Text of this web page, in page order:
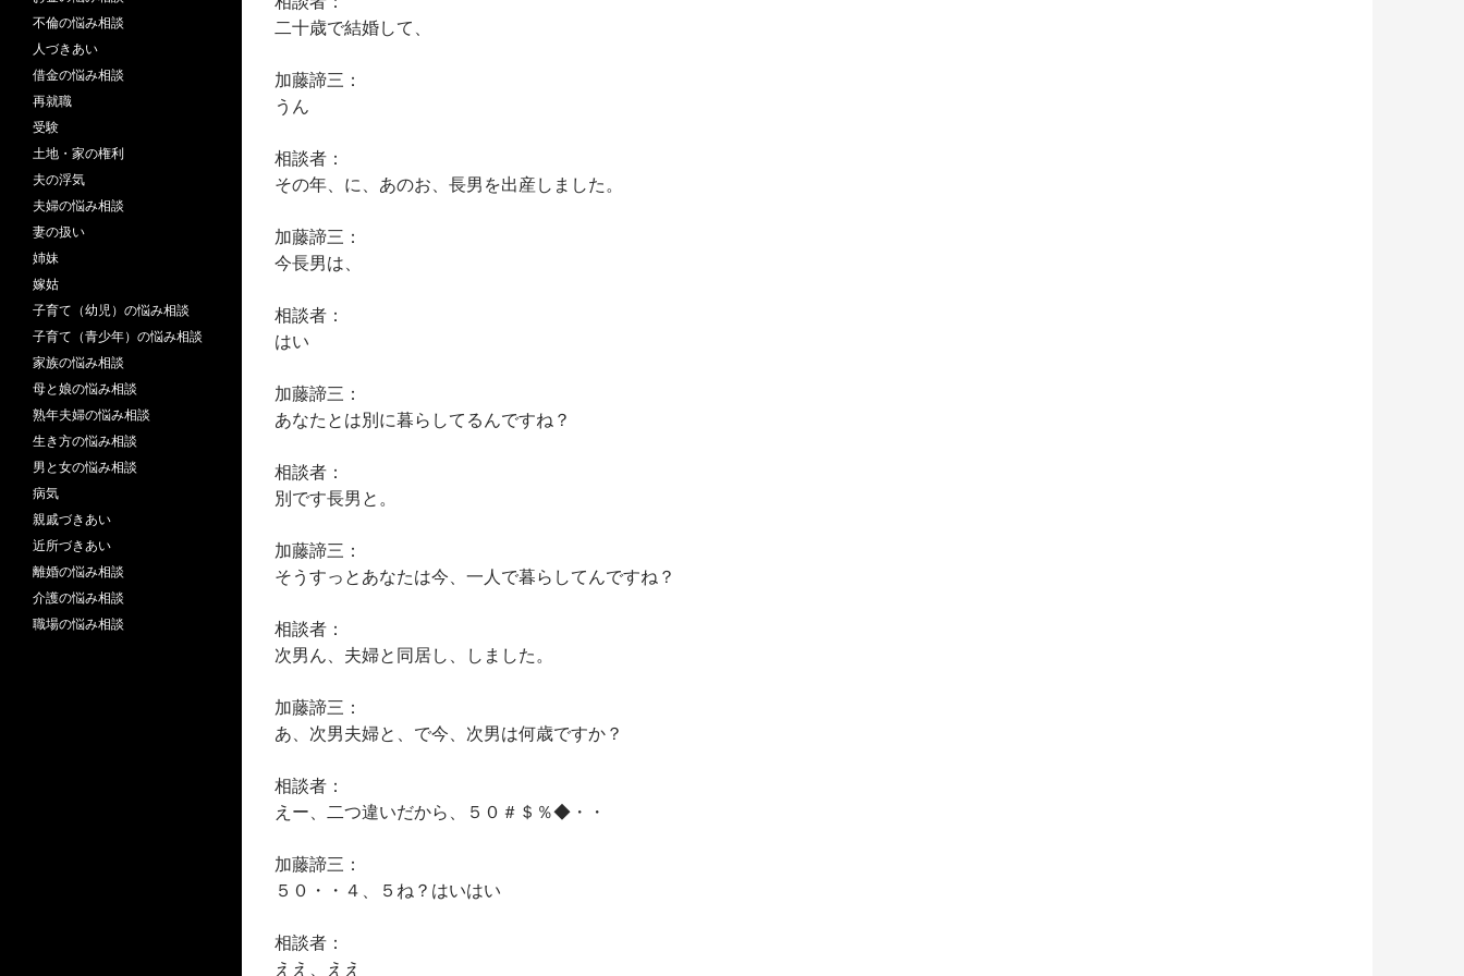
二十歳で結婚して、
加藤諦三：
うん
相談者：
その年、に、あのお、長男を出産しました。
加藤諦三：
今長男は、
相談者：
はい
加藤諦三：
あなたとは別に暮らしてるんですね？
相談者：
別です長男と。
加藤諦三：
そうすっとあなたは今、一人で暮らしてんですね？
相談者：
次男ん、夫婦と同居し、しました。
加藤諦三：
あ、次男夫婦と、で今、次男は何歳ですか？
相談者：
えー、二つ違いだから、５０＃＄％◆・・
加藤諦三：
５０・・４、５ね？はいはい
相談者：
ええ、ええ
不倫の悩み相談
人づきあい
借金の悩み相談
再就職
受験
土地・家の権利
夫の浮気
夫婦の悩み相談
妻の扱い
姉妹
嫁姑
子育て（幼児）の悩み相談
子育て（青少年）の悩み相談
家族の悩み相談
母と娘の悩み相談
熟年夫婦の悩み相談
生き方の悩み相談
男と女の悩み相談
病気
親戚づきあい
近所づきあい
離婚の悩み相談
介護の悩み相談
職場の悩み相談